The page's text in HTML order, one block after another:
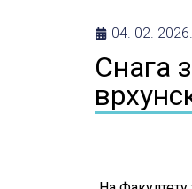
04. 02. 2026.
Снага